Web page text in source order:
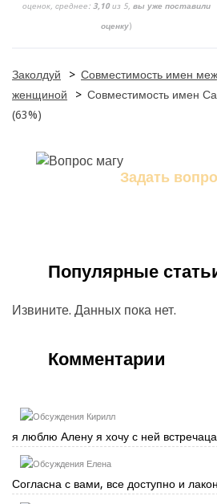
оценок, среднее: 3,10из 5, вы уже поставили
оценку)
Заколдуй > Совместимость имен
женщиной
> Совместимость имен
(63%)
Задать
Популярные
Извините. Данных пока нет.
Комментарии
Кирилл
я люблю Алену я хочу с ней
Елена
Согласна с вами, все доступно и